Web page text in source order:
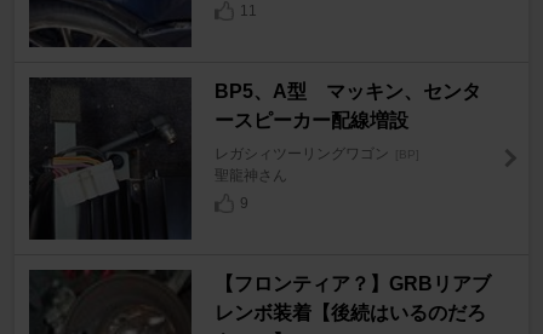
11
BP5、A型 マッキン、センタ
ースピーカー配線増設
レガシィツーリングワゴン [BP]
聖龍神さん
9
【フロンティア？】GRBリアブ
レンボ装着【後続はいるのだろ